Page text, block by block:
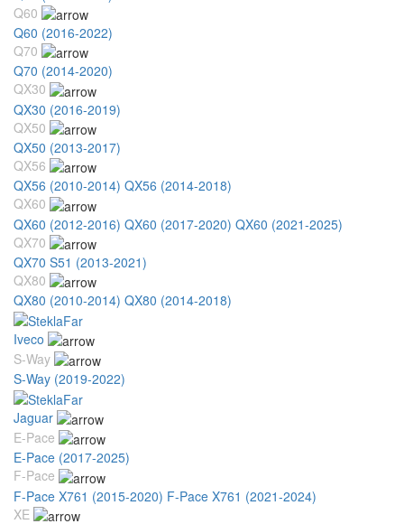
Q60
Q60 (2016-2022)
Q70
Q70 (2014-2020)
QX30
QX30 (2016-2019)
QX50
QX50 (2013-2017)
QX56
QX56 (2010-2014) QX56 (2014-2018)
QX60
QX60 (2012-2016) QX60 (2017-2020) QX60 (2021-2025)
QX70
QX70 S51 (2013-2021)
QX80
QX80 (2010-2014) QX80 (2014-2018)
Iveco
S-Way
S-Way (2019-2022)
Jaguar
E-Pace
E-Pace (2017-2025)
F-Pace
F-Pace X761 (2015-2020) F-Pace X761 (2021-2024)
XE